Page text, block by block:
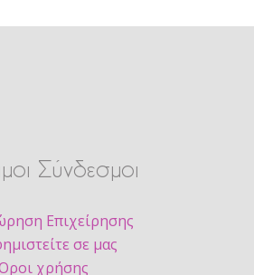
Σύνδεσμοι
Επιχείρησης
σε μας
χρήσης